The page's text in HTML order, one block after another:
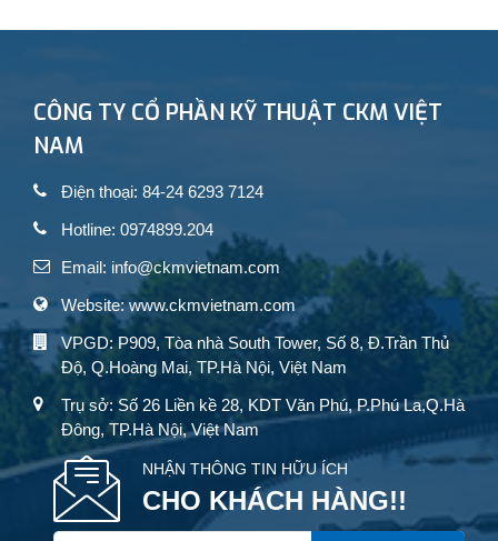
CÔNG TY CỔ PHẦN KỸ THUẬT CKM VIỆT
NAM
Điện thoại: 84-24 6293 7124
Hotline: 0974899.204
Email: info@ckmvietnam.com
Website: www.ckmvietnam.com
VPGD: P909, Tòa nhà South Tower, Số 8, Đ.Trần Thủ
Độ, Q.Hoàng Mai, TP.Hà Nội, Việt Nam
Trụ sở: Số 26 Liền kề 28, KDT Văn Phú, P.Phú La,Q.Hà
Đông, TP.Hà Nội, Việt Nam
NHẬN THÔNG TIN HỮU ÍCH
CHO KHÁCH HÀNG!!